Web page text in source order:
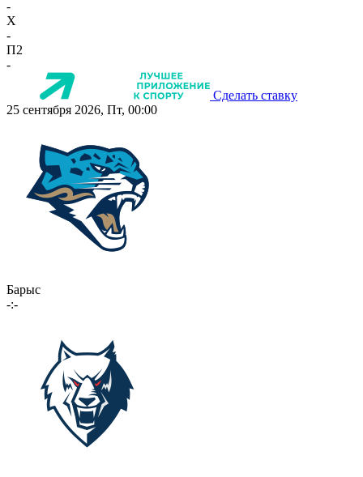
-
X
-
П2
-
Сделать ставку
25 сентября 2026, Пт, 00:00
Барыс
-:-